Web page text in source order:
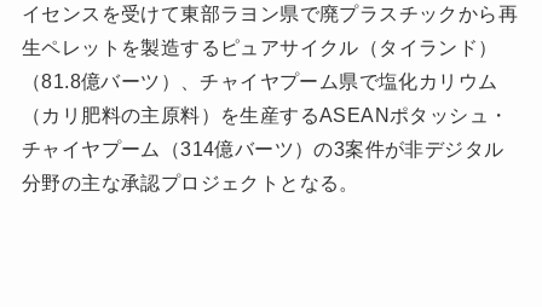
イセンスを受けて東部ラヨン県で廃プラスチックから再
生ペレットを製造するピュアサイクル（タイランド）
（81.8億バーツ）、チャイヤプーム県で塩化カリウム
（カリ肥料の主原料）を生産するASEANポタッシュ・
チャイヤプーム（314億バーツ）の3案件が非デジタル
分野の主な承認プロジェクトとなる。